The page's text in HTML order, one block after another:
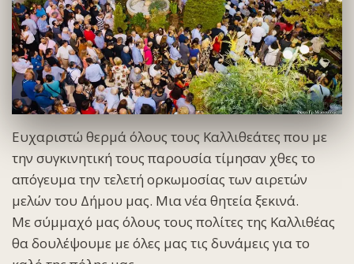
Ευχαριστώ θερμά όλους τους Καλλιθεάτες που με
την συγκινητική τους παρουσία τίμησαν χθες το
απόγευμα την τελετή ορκωμοσίας των αιρετών
μελών του Δήμου μας. Μια νέα θητεία ξεκινά.
Με σύμμαχό μας όλους τους πολίτες της Καλλιθέας
θα δουλέψουμε με όλες μας τις δυνάμεις για το